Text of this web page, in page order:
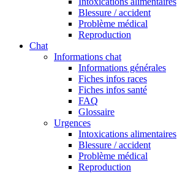
Blessure / accident
Problème médical
Reproduction
Chat
Informations chat
Informations générales
Fiches infos races
Fiches infos santé
FAQ
Glossaire
Urgences
Intoxications alimentaires
Blessure / accident
Problème médical
Reproduction